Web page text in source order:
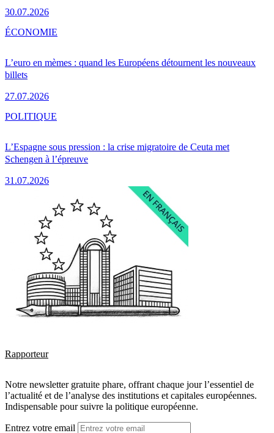
30.07.2026
L’euro en mèmes : quand les Européens détournent les nouveaux
billets
27.07.2026
ÉCONOMIE
L’Espagne sous pression : la crise migratoire de Ceuta met
Schengen à l’épreuve
31.07.2026
POLITIQUE
Rapporteur
Notre newsletter gratuite phare, offrant chaque jour l’essentiel de
l’actualité et de l’analyse des institutions et capitales européennes.
Indispensable pour suivre la politique européenne.
Entrez votre email